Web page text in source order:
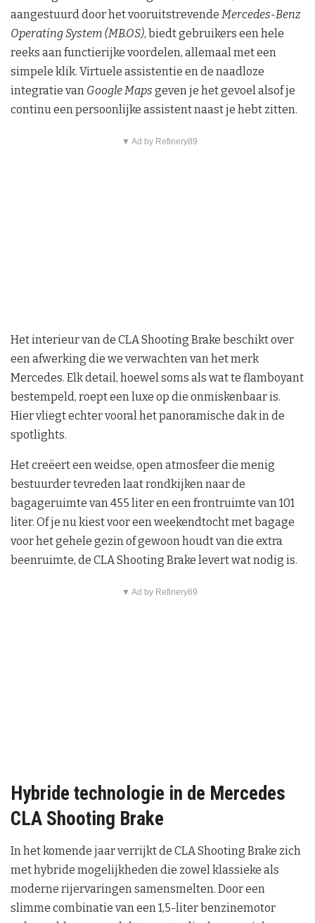
aangestuurd door het vooruitstrevende Mercedes-Benz
Operating System (MB.OS), biedt gebruikers een hele
reeks aan functierijke voordelen, allemaal met een
simpele klik. Virtuele assistentie en de naadloze
integratie van Google Maps geven je het gevoel alsof je
continu een persoonlijke assistent naast je hebt zitten.
▼ Ad by Refinery89
Het interieur van de CLA Shooting Brake beschikt over
een afwerking die we verwachten van het merk
Mercedes. Elk detail, hoewel soms als wat te flamboyant
bestempeld, roept een luxe op die onmiskenbaar is.
Hier vliegt echter vooral het panoramische dak in de
spotlights.
Het creëert een weidse, open atmosfeer die menig
bestuurder tevreden laat rondkijken naar de
bagageruimte van 455 liter en een frontruimte van 101
liter. Of je nu kiest voor een weekendtocht met bagage
voor het gehele gezin of gewoon houdt van die extra
beenruimte, de CLA Shooting Brake levert wat nodig is.
▼ Ad by Refinery89
Hybride technologie in de Mercedes
CLA Shooting Brake
In het komende jaar verrijkt de CLA Shooting Brake zich
met hybride mogelijkheden die zowel klassieke als
moderne rijervaringen samensmelten. Door een
slimme combinatie van een 1,5-liter benzinemotor